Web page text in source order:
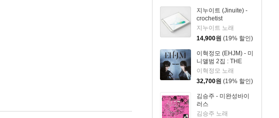
지누이트 (Jinuite) -
crochetist
지누이트 노래
14,900원 (19% 할인)
이혁정모 (EHJM) - 미
니앨범 2집 : THE
MEN
이혁정모 노래
32,700원 (19% 할인)
김승주 - 미완성바이
러스
김승주 노래